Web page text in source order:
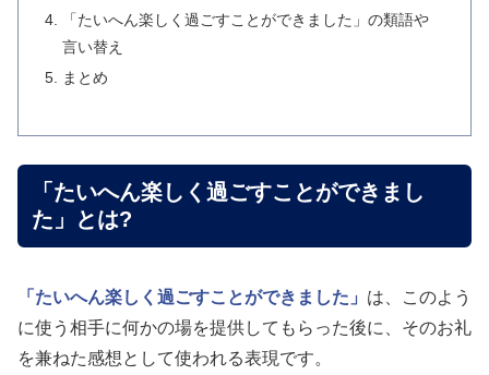
「たいへん楽しく過ごすことができました」の類語や
言い替え
まとめ
「たいへん楽しく過ごすことができまし
た」とは?
「たいへん楽しく過ごすことができました」 は、このよう
に使う相手に何かの場を提供してもらった後に、そのお礼
を兼ねた感想として使われる表現です。